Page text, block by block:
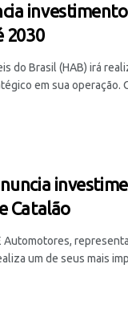
2030
do Brasil (HAB) irá
em sua operação.
Catalão
Automotores,
um de seus mais